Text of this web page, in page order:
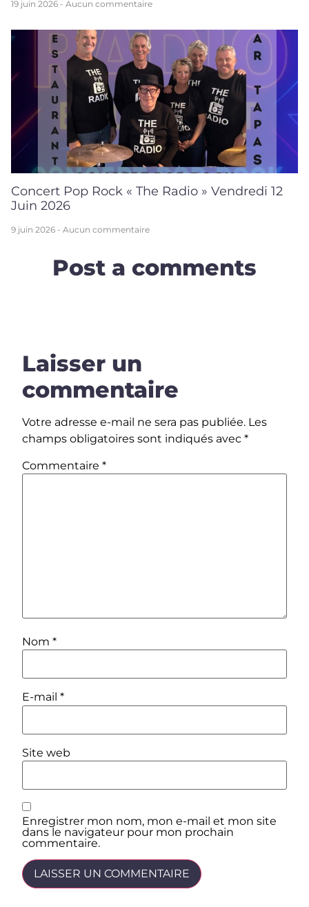
19 juin 2026 Aucun commentaire
Concert Pop Rock « The Radio » Vendredi 12
Juin 2026
9 juin 2026 Aucun commentaire
Post a comments
Laisser un
commentaire
Votre adresse e-mail ne sera pas publiée. Les
champs obligatoires sont indiqués avec *
Commentaire *
Nom *
E-mail *
Site web
Enregistrer mon nom, mon e-mail et mon site
dans le navigateur pour mon prochain
commentaire.